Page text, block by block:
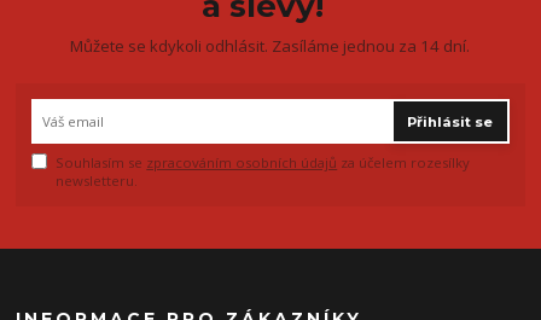
Můžete se kdykoli odhlásit. Zasíláme jednou za 14 dní.
Přihlásit se
Souhlasím se zpracováním osobních údajů za účelem rozesílky
newsletteru.